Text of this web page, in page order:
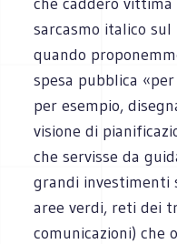
sarcasmo italico
quando
spesa pubblica
per esempio,
visione di
che servisse da
grandi investimenti
aree verdi, reti dei
comunicazioni) che